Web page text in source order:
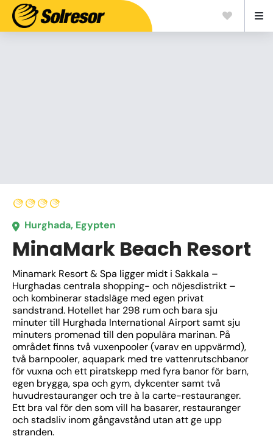
Hurghada, Egypten
MinaMark Beach Resort
Minamark Resort & Spa ligger midt i Sakkala –
Hurghadas centrala shopping- och nöjesdistrikt –
och kombinerar stadsläge med egen privat
sandstrand. Hotellet har 298 rum och bara sju
minuter till Hurghada International Airport samt sju
minuters promenad till den populära marinan. På
området finns två vuxenpooler (varav en uppvärmd),
två barnpooler, aquapark med tre vattenrutschbanor
för vuxna och ett piratskepp med fyra banor för barn,
egen brygga, spa och gym, dykcenter samt två
huvudrestauranger och tre à la carte-restauranger.
Ett bra val för den som vill ha basarer, restauranger
och stadsliv inom gångavstånd utan att ge upp
stranden.